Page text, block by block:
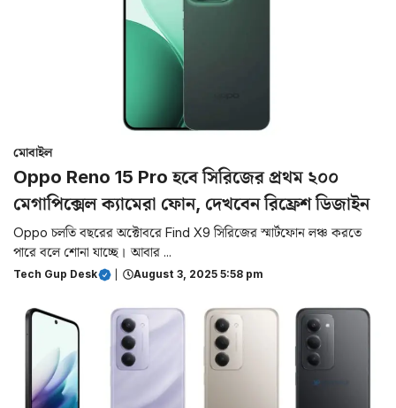
মোবাইল
Oppo Reno 15 Pro হবে সিরিজের প্রথম ২০০
মেগাপিক্সেল ক্যামেরা ফোন, দেখবেন রিফ্রেশ ডিজাইন
Oppo চলতি বছরের অক্টোবরে Find X9 সিরিজের স্মার্টফোন লঞ্চ করতে
পারে বলে শোনা যাচ্ছে। আবার ...
Tech Gup Desk August 3, 2025 5:58 pm